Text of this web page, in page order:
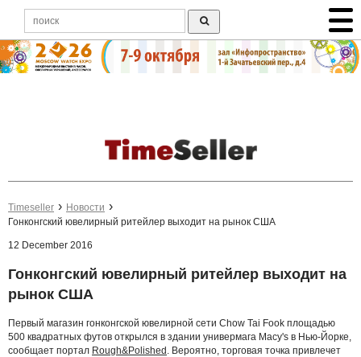
Timeseller
Новости
Гонконгский ювелирный ритейлер выходит на рынок США
12 December 2016
Гонконгский ювелирный ритейлер выходит на
рынок США
Первый магазин гонконгской ювелирной сети Chow Tai Fook площадью
500 квадратных футов открылся в здании универмага Macy's в Нью-Йорке,
сообщает портал Rough&Polished . Вероятно, торговая точка привлечет